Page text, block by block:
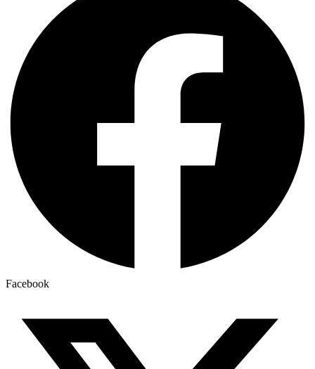
Facebook